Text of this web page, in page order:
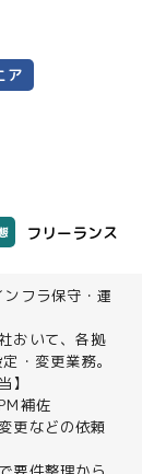
ア
フリーランス
フラ保守・運
おいて、各拠
・変更業務。
】
補佐
更などの依頼